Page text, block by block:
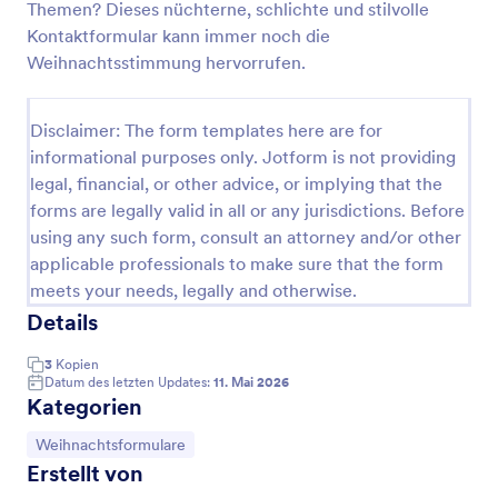
Themen? Dieses nüchterne, schlichte und stilvolle
Kontaktformular kann immer noch die
Weihnachtsstimmung hervorrufen.
Disclaimer: The form templates here are for
informational purposes only. Jotform is not providing
legal, financial, or other advice, or implying that the
forms are legally valid in all or any jurisdictions. Before
using any such form, consult an attorney and/or other
applicable professionals to make sure that the form
meets your needs, legally and otherwise.
Details
3 Kopien
Datum des letzten Updates: 11. Mai 2026
Kategorien
Zur Kategorie:
Weihnachtsformulare
Erstellt von
Veröffentlichungsmethoden in eine Webseite
eingebettet oder über einen direkten Link
aufgerufen werden. Dieses RSVP-Formular für die
Weihnachtsfeier enthält Formularfelder, die nach
dem Namen, der E-Mail-Adresse, der
Telefonnummer und der Teilnahmebestätigung
fragen. Diese Formularvorlage verwendet das
Widget "Konfigurierbare Liste", sodass der
Eingeladene Gäste mitbringen kann, indem er sie
einträgt. Dieses Widget ist nützlich, wenn Sie nicht
wissen, wie viele Gäste der Eingeladene mitbringen
wird, da dieses Widget dem Befragten erlaubt,
ähnliche Felder dynamisch hinzuzufügen. Diese
Formularvorlage verwendet das Absatz-Tool, um
statische Inhalte oder Text anzuzeigen, der meist für
Anweisungen verwendet wird. Sie können weitere
Bilder einfügen oder das Layout des Formulars mit
dem Formulargenerator und dem Formulardesigner
Vorschau